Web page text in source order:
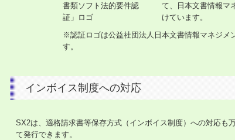
て、日本文書情報マ
けています。
※認証ロゴは公益社団法人日本文書情報マネジメ
す。
インボイス制度への対応
SX2は、適格請求書等保存方式（インボイス制度）への対応も
て発行できます。